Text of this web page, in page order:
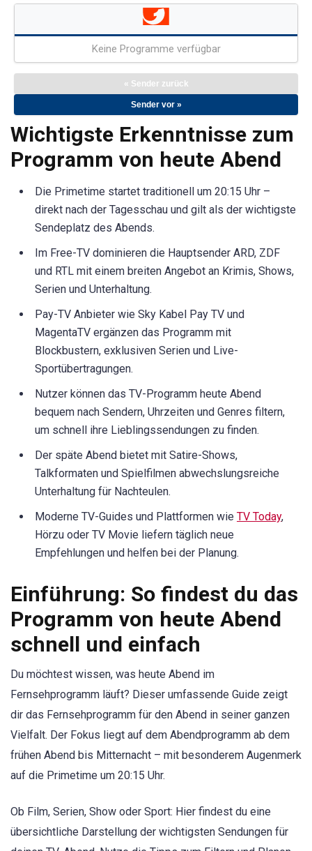
Keine Programme verfügbar
« Sender zurück
Sender vor »
Wichtigste Erkenntnisse zum
Programm von heute Abend
Die Primetime startet traditionell um 20:15 Uhr –
direkt nach der Tagesschau und gilt als der wichtigste
Sendeplatz des Abends.
Im Free-TV dominieren die Hauptsender ARD, ZDF
und RTL mit einem breiten Angebot an Krimis, Shows,
Serien und Unterhaltung.
Pay-TV Anbieter wie Sky Kabel Pay TV und
MagentaTV ergänzen das Programm mit
Blockbustern, exklusiven Serien und Live-
Sportübertragungen.
Nutzer können das TV-Programm heute Abend
bequem nach Sendern, Uhrzeiten und Genres filtern,
um schnell ihre Lieblingssendungen zu finden.
Der späte Abend bietet mit Satire-Shows,
Talkformaten und Spielfilmen abwechslungsreiche
Unterhaltung für Nachteulen.
Moderne TV-Guides und Plattformen wie TV Today,
Hörzu oder TV Movie liefern täglich neue
Empfehlungen und helfen bei der Planung.
Einführung: So findest du das
Programm von heute Abend
schnell und einfach
Du möchtest wissen, was heute Abend im
Fernsehprogramm läuft? Dieser umfassende Guide zeigt
dir das Fernsehprogramm für den Abend in seiner ganzen
Vielfalt. Der Fokus liegt auf dem Abendprogramm ab dem
frühen Abend bis Mitternacht – mit besonderem Augenmerk
auf die Primetime um 20:15 Uhr.
Ob Film, Serien, Show oder Sport: Hier findest du eine
übersichtliche Darstellung der wichtigsten Sendungen für